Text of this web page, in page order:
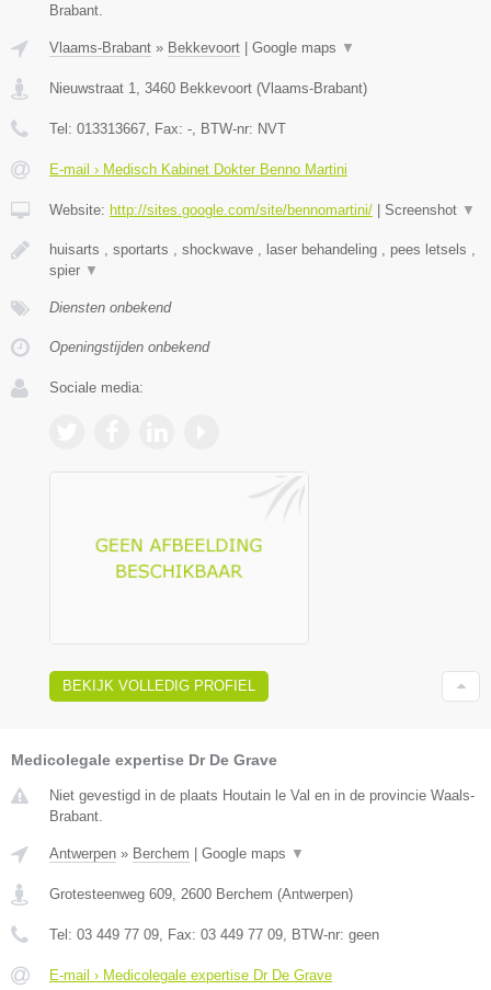
Brabant.
Vlaams-Brabant » Bekkevoort Google maps ▼
Nieuwstraat 1 3460 Bekkevoort (Vlaams-Brabant)
Tel: 013313667 , Fax: - , BTW-nr: NVT
E-mail › Medisch Kabinet Dokter Benno Martini
Website: http://sites.google.com/site/bennomartini/ Screenshot ▼
huisarts , sportarts , shockwave , laser behandeling , pees letsels ,
spier ▼
Diensten onbekend
Openingstijden onbekend
Sociale media:
BEKIJK VOLLEDIG PROFIEL
Medicolegale expertise Dr De Grave
Niet gevestigd in de plaats Houtain le Val en in de provincie Waals-
Brabant.
Antwerpen » Berchem Google maps ▼
Grotesteenweg 609, 2600 Berchem (Antwerpen)
Tel: 03 449 77 09, Fax: 03 449 77 09, BTW-nr: geen
E-mail › Medicolegale expertise Dr De Grave